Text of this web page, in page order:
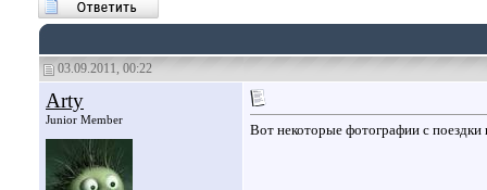
03.09.2011, 00:22
Arty
Junior Member
Вот некоторые фотографии с поездки